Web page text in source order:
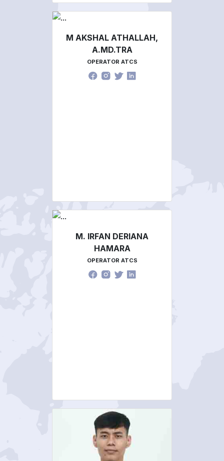
M AKSHAL ATHALLAH,
A.MD.TRA
OPERATOR ATCS
M. IRFAN DERIANA
HAMARA
OPERATOR ATCS